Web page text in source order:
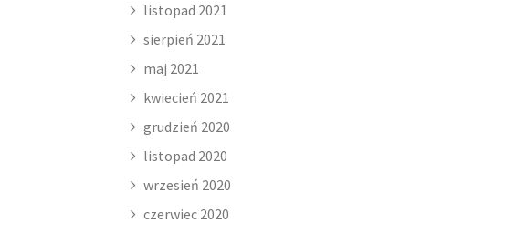
listopad 2021
sierpień 2021
maj 2021
kwiecień 2021
grudzień 2020
listopad 2020
wrzesień 2020
czerwiec 2020